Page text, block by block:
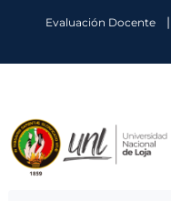
Evaluación Docente |